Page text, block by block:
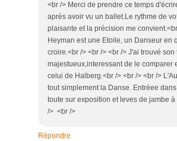
<br /> Merci de prendre ce temps
après avoir vu un ballet.Le rythme de
plaisante et la précision me
Heyman est une Etoile, un Danseur en
croire.<br /> <br /> <br /> J'ai trouvé
majestueux,interessant de le comparer
celui de Halberg.<br /> <br /> <br />
tout simplement la Danse. Entréee
toute sur exposition et leves de jambe à
/> <br />
Répondre